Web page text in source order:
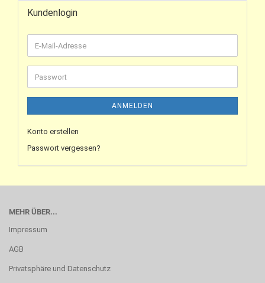
Kundenlogin
ANMELDEN
Konto erstellen
Passwort vergessen?
MEHR ÜBER...
Impressum
AGB
Privatsphäre und Datenschutz